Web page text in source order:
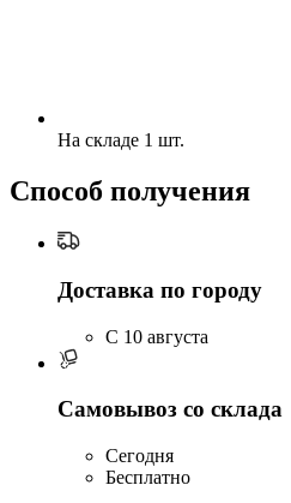
На складе 1 шт.
Способ получения
Доставка по городу
C 10 августа
Самовывоз со склада
Сегодня
Бесплатно